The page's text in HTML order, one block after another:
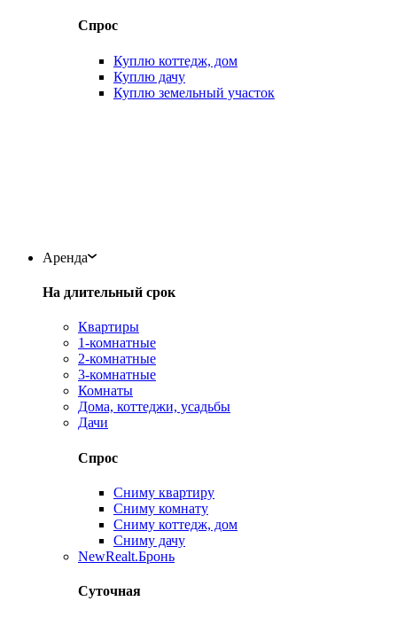
Спрос
Куплю коттедж, дом
Куплю дачу
Куплю земельный участок
Аренда
На длительный срок
Квартиры
1-комнатные
2-комнатные
3-комнатные
Комнаты
Дома, коттеджи, усадьбы
Дачи
Спрос
Сниму квартиру
Сниму комнату
Сниму коттедж, дом
Сниму дачу
NewRealt.Бронь
Суточная